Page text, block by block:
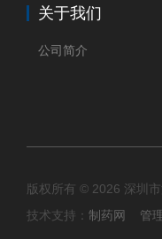
关于我们
公司简介
版权所有 © 2026 深圳
技术支持： 制药网 管